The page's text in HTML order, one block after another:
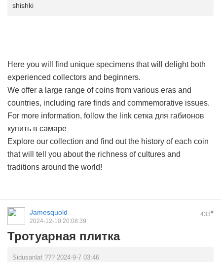
shishki
Here you will find unique specimens that will delight both
experienced collectors and beginners.
We offer a large range of coins from various eras and
countries, including rare finds and commemorative issues.
For more information, follow the link сетка для габионов
купить в самаре
Explore our collection and find out the history of each coin
that will tell you about the richness of cultures and
traditions around the world!
433#
Jamesquold
2024-12-10 20:08:39
Тротуарная плитка
Sidusanlaf ??? 2024-9-7 03:46